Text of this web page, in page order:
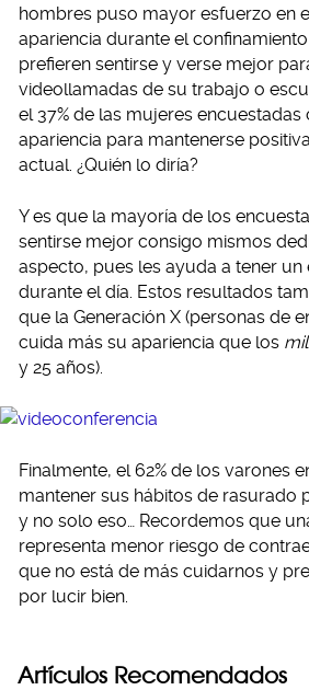
hombres puso mayor esfuerzo en
apariencia durante el
prefieren sentirse y verse mejor
videollamadas de su trabajo o
el 37% de las mujeres
apariencia para mantenerse
actual. ¿Quién lo diría?
Y es que la mayoría de los
sentirse mejor consigo mismos
aspecto, pues les ayuda a tener
durante el día. Estos resultados
que la Generación X (personas de
cuida más su apariencia que los
y 25 años).
Finalmente, el 62% de los varones
mantener sus hábitos de rasurado
y no solo eso… Recordemos que
representa menor riesgo de
que no está de más cuidarnos y
por lucir bien.
Artículos Recomendados